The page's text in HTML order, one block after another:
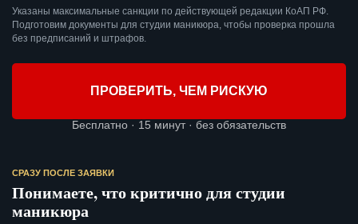
Указаны максимальные санкции по действующей редакции КоАП РФ.
Подготовим документы для студии маникюра, чтобы проверка прошла
без предписаний и штрафов.
ПРОВЕРИТЬ, ЧЕМ РИСКУЮ
Бесплатно · 15 минут · без обязательств
СРАЗУ ПОСЛЕ ЗАЯВКИ
Понимаете, что критично для студии
маникюра